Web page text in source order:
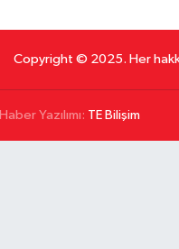
Copyright © 2025. Her hakkı
Haber Yazılımı: TE Bilişim